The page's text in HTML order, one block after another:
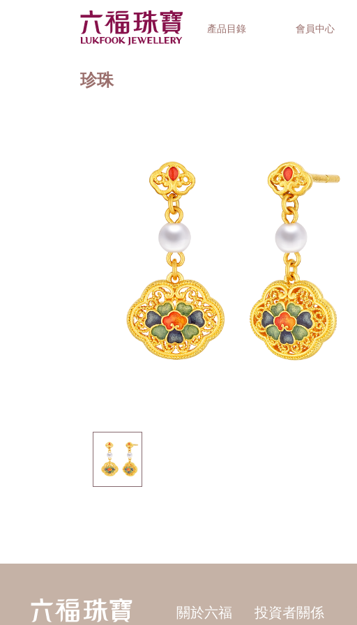
產品目錄 會員中心
珍珠
關於六福 投資者關係